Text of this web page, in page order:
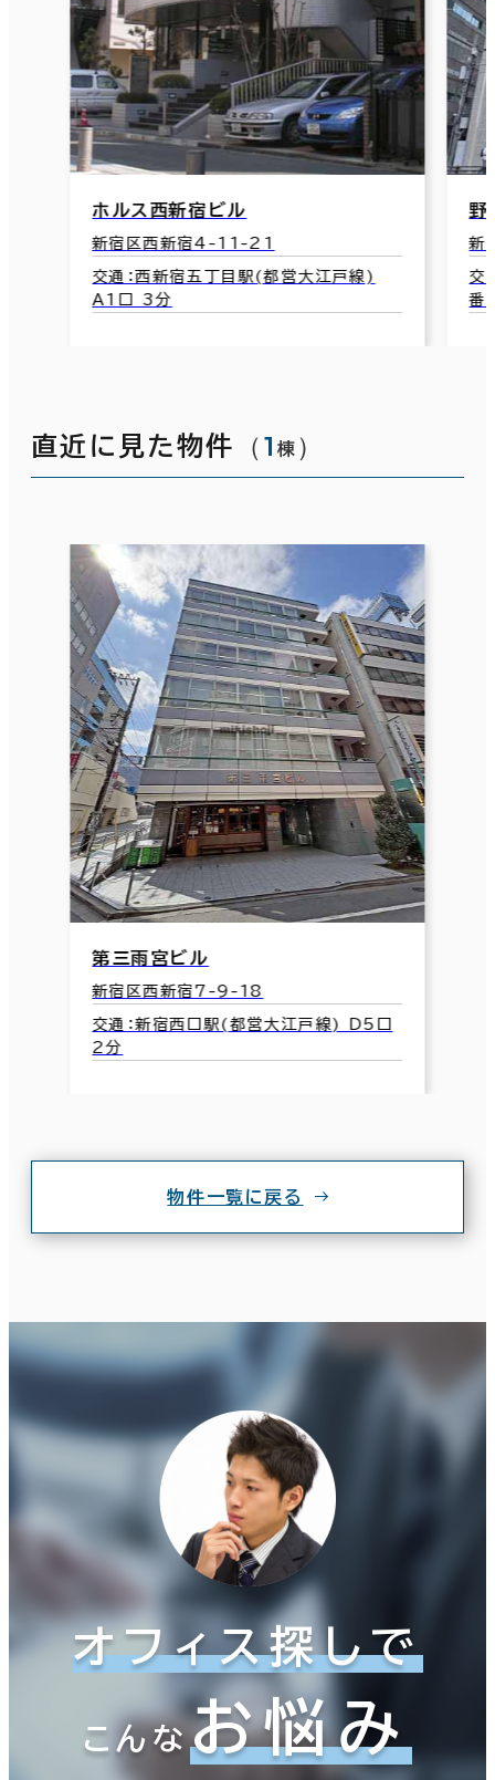
ホルス西新宿ビル
新宿区西新宿4-11-21
交通：西新宿五丁目駅(都営大江戸線)
A1口 3分
野
新
交
番
直近に見た物件 （1 棟 ）
第三雨宮ビル
新宿区西新宿7-9-18
交通：新宿西口駅(都営大江戸線) D5口
2分
物件一覧に戻る
オフィス探しで
こんなお悩み